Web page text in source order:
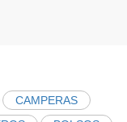
CAMPERAS